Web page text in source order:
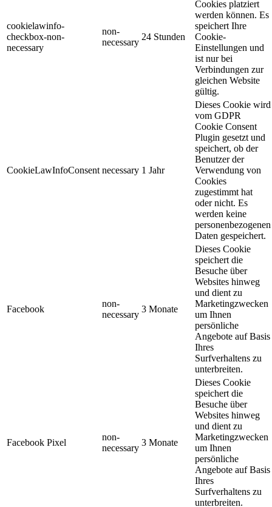
cookielawinfo-
checkbox-non-
necessary
non-
necessary
24 Stunden
Cookies platziert
werden können. Es
speichert Ihre
Cookie-
Einstellungen und
ist nur bei
Verbindungen zur
gleichen Website
gültig.
CookieLawInfoConsent necessary 1 Jahr
Dieses Cookie wird
vom GDPR
Cookie Consent
Plugin gesetzt und
speichert, ob der
Benutzer der
Verwendung von
Cookies
zugestimmt hat
oder nicht. Es
werden keine
personenbezogenen
Daten gespeichert.
Facebook
non-
necessary
3 Monate
Dieses Cookie
speichert die
Besuche über
Websites hinweg
und dient zu
Marketingzwecken
um Ihnen
persönliche
Angebote auf Basis
Ihres
Surfverhaltens zu
unterbreiten.
Facebook Pixel
non-
necessary
3 Monate
Dieses Cookie
speichert die
Besuche über
Websites hinweg
und dient zu
Marketingzwecken
um Ihnen
persönliche
Angebote auf Basis
Ihres
Surfverhaltens zu
unterbreiten.